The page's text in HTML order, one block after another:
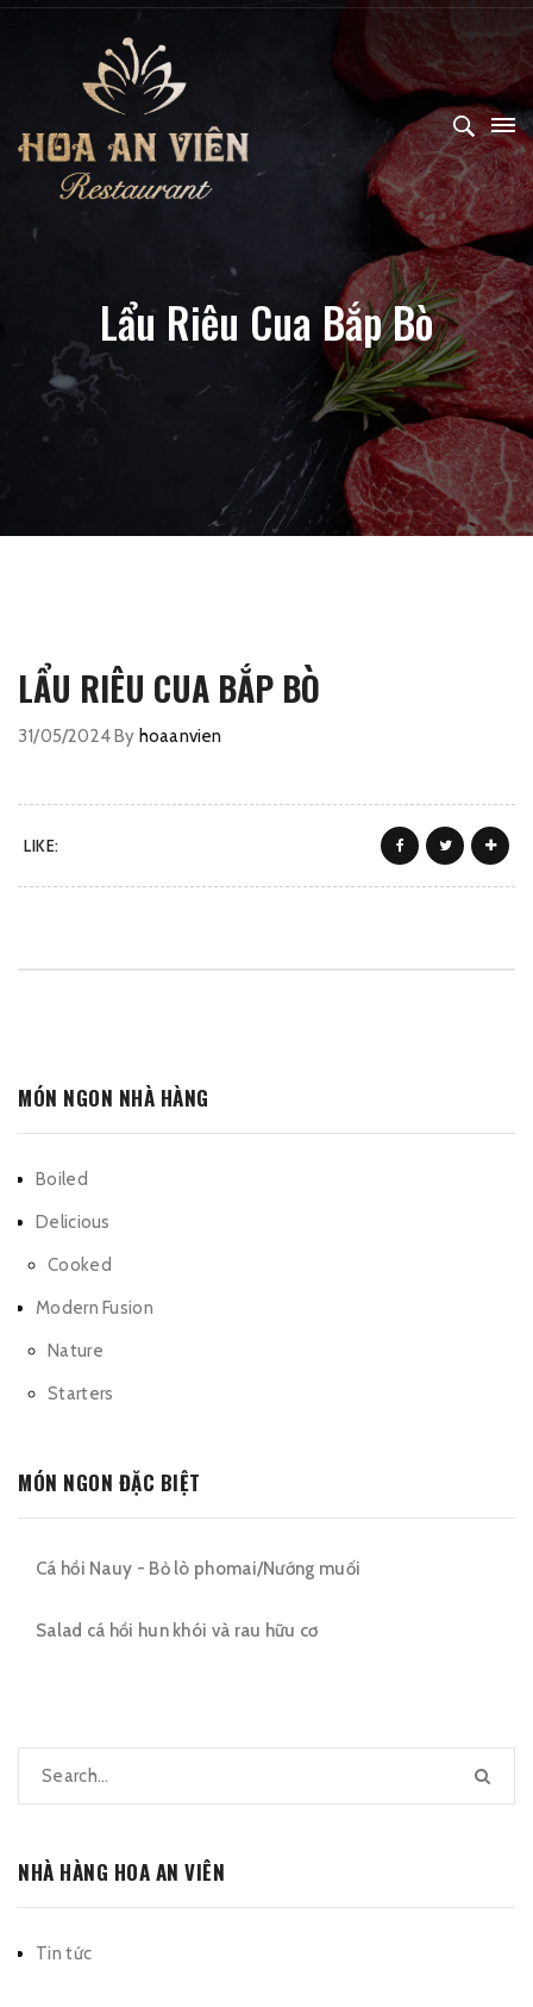
Lẩu Riêu Cua Bắp Bò
LẨU RIÊU CUA BẮP BÒ
31/05/2024By hoaanvien
LIKE:
MÓN NGON NHÀ HÀNG
Boiled
Delicious
Cooked
Modern Fusion
Nature
Starters
MÓN NGON ĐẶC BIỆT
Cá hồi Nauy - Bỏ lò phomai/Nướng muối
Salad cá hồi hun khói và rau hữu cơ
NHÀ HÀNG HOA AN VIÊN
Tin tức